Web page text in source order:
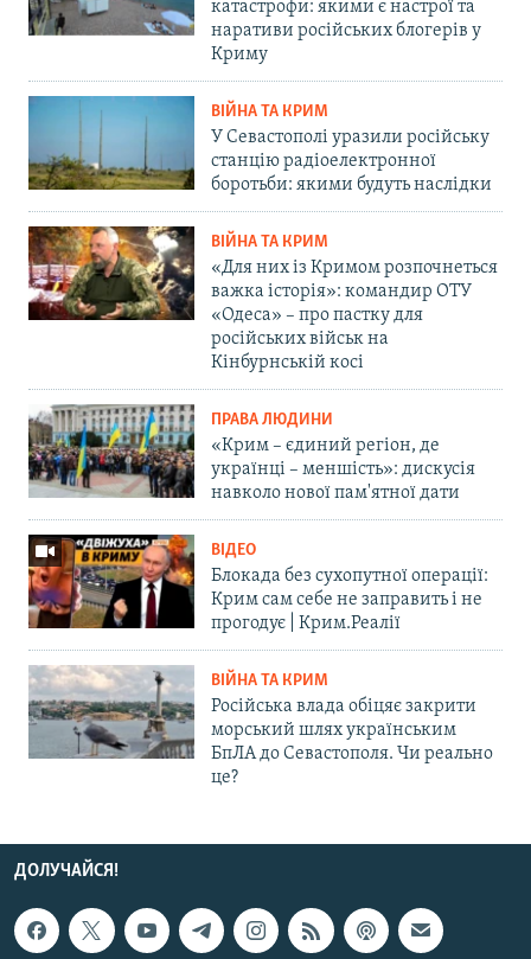
катастрофи: якими є настрої та
наративи російських блогерів у
Криму
ВІЙНА ТА КРИМ
У Севастополі уразили російську
станцію радіоелектронної
боротьби: якими будуть наслідки
ВІЙНА ТА КРИМ
«Для них із Кримом розпочнеться
важка історія»: командир ОТУ
«Одеса» – про пастку для
російських військ на
Кінбурнській косі
ПРАВА ЛЮДИНИ
«Крим – єдиний регіон, де
українці – меншість»: дискусія
навколо нової пам'ятної дати
ВІДЕО
Блокада без сухопутної операції:
Крим сам себе не заправить і не
прогодує | Крим.Реалії
ВІЙНА ТА КРИМ
Російська влада обіцяє закрити
морський шлях українським
БпЛА до Севастополя. Чи реально
це?
ДОЛУЧАЙСЯ!